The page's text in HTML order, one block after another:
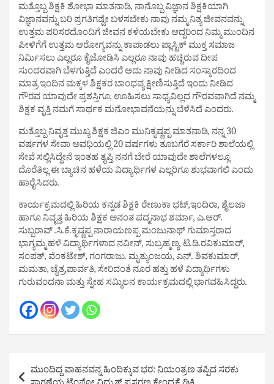
ಮತ್ತೊಬ್ಬ ಶಿಕ್ಷಕಿ ಶೋಭಾ ಮಾತನಾಡಿ, ನಾನೊಬ್ಬ ವಿಜ್ಞಾನ ಶಿಕ್ಷಕಿಯಾಗಿ
ವಿಜ್ಞಾನವನ್ನು ಬರಿ ಪ್ರಗತಿಗಷ್ಟೇ ಬಳಸಬೇಕು ನಾವು ನಮ್ಮ ನಿತ್ಯ ಜೀವನವನ್ನು
ಉತ್ತಮ ಪರಿಸರದೊಂದಿಗೆ ಜೀವನ ಕಳೆಯಬೇಕು ಆದ್ದರಿಂದ ನಿಮ್ಮ ಮುಂದಿನ
ಪೀಳಿಗೆಗೆ ಉತ್ತಮ ಆರೋಗ್ಯವನ್ನು ಕಾಪಾಡಲು ಪ್ಲಾಸ್ಟಿಕ್ ಮುಕ್ತ ಸಮಾಜ
ನಿರ್ಮಿಸಲು ಎಲ್ಲರೂ ಕೈಜೋಡಿಸಿ ಎಲ್ಲರೂ ನಾವು ಹಚ್ಚಿರುವ ದೀಪ
ಸುಂದರವಾಗಿ ಬೆಳಗುತ್ತಿದೆ ಎಂದರೆ ಅದು ನಾವು ನೀಡಿದ ಸಂಸ್ಕಾರದಿಂದ
ಮಾತ್ರ ಇಂದಿನ ಮಕ್ಕಳ ಶಿಕ್ಷಕರ ಬಾಂಧವ್ಯ ಕ್ಷೀಣಿಸುತ್ತಿದೆ ಇಂದು ನೀಡಿದ
ಗೌರವ ಯಾವುದೇ ಪ್ರಶಸ್ತಿಗೂ, ಊಹಿಸಲು ಸಾಧ್ಯವಿಲ್ಲದ ಗೌರವವಾಗಿದೆ ನಮ್ಮ
ಶಿಕ್ಷಕ ವೃತ್ತಿ ನಮಗೆ ಸಾರ್ಥಕ ಮನೋಭಾವನೆಯನ್ನು ಬೆಳೆಸಿದೆ ಎಂದರು.
ಮತ್ತೊಬ್ಬ ನಿವೃತ್ತ ಮುಖ್ಯ ಶಿಕ್ಷಕ ಜಿಎಂ ಮುನಿಕೃಷ್ಣಪ್ಪ ಮಾತನಾಡಿ, ನನ್ನ 30
ವರ್ಷಗಳ ಸೇವಾ ಅವಧಿಯಲ್ಲಿ 20 ವರ್ಷಗಳು ತೂಬಗೆರೆ ಸರ್ಕಾರಿ ಶಾಲೆಯಲ್ಲಿ
ಸೇವೆ ಸಲ್ಲಿಸಿದ್ದೇನೆ ಇಂತಹ ತೃಪ್ತಿ ನನಗೆ ಬೇರೆ ಯಾವುದೇ ಶಾಲೆಗಳಲ್ಲೂ
ದೊರೆತಿಲ್ಲ ಈ ಬ್ಯಾಚಿನ ಹಳೆಯ ವಿದ್ಯಾರ್ಥಿಗಳ ಎಲ್ಲರಿಗೂ ಶುಭವಾಗಲಿ ಎಂದು
ಹಾರೈಸಿದರು.
ಕಾರ್ಯಕ್ರಮದಲ್ಲಿ ಹಿರಿಯ ಕನ್ನಡ ಶಿಕ್ಷಕಿ ರೇಣುಕಾ ಭಟ್,ಇಂದಿರಾ, ಶೈಲಜಾ
ಹಾಗೂ ನಿವೃತ್ತ ಹಿರಿಯ ಶಿಕ್ಷಕ ಅನಂತ ಪದ್ಮನಾಭ ಶರ್ಮಾ, ಎ.ಆರ್.
ಸುಬ್ಬರಾವ್ .ಸಿ.ಕೆ.ಕೃಷ್ಣಪ್ಪ ನಾರಾಯಣಪ್ಪ ಮಂಜುನಾಥ್ ಗುಮಾಸ್ತರಾದ
ಭಾಗ್ಯಮ್ಮ ಹಳೆ ವಿದ್ಯಾರ್ಥಿಗಳಾದ ನವೀನ್, ಸುಬ್ರಹ್ಮಣ್ಯ, ಟಿ.ಡಿ.ರವಿಕುಮಾರ್,
ಸಂಪತ್, ವೆಂಕಟೇಶ್, ಗಂಗರಾಜು. ಮೃತ್ಯುಂಜಯ, ಎನ್. ಶಿವಕುಮಾರ್,
ಮಮತಾ, ಚೈತ್ರ,ಪಾರ್ವತಿ, ಸೇರಿದಂತೆ ನೂರ ಹತ್ತು ಹಳೆ ವಿದ್ಯಾರ್ಥಿಗಳು
ಗುರುವಂದನಾ ಮತ್ತು ಸ್ನೇಹ ಸಮ್ಮಿಲನ ಕಾರ್ಯಕ್ರಮದಲ್ಲಿ ಭಾಗವಹಿಸಿದ್ದರು.
Postಮುಂದಿದ್ದ ವಾಹನವನ್ನ ಹಿಂದಿಕ್ಕುವ ಭರ: ನಿಯಂತ್ರಣ ತಪ್ಪಿದ ಸರಕು